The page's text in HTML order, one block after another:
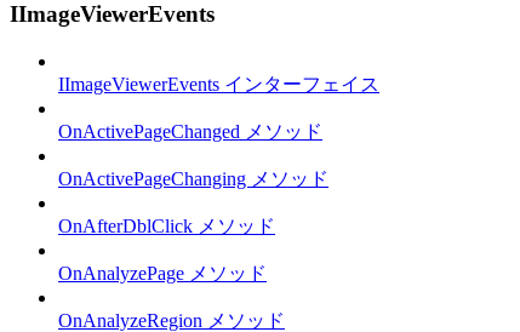
IImageViewerEvents
IImageViewerEvents インターフェイス
OnActivePageChanged メソッド
OnActivePageChanging メソッド
OnAfterDblClick メソッド
OnAnalyzePage メソッド
OnAnalyzeRegion メソッド